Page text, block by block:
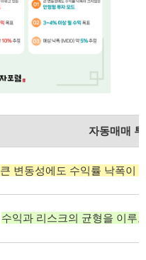
자동매매
큰 변동성에도 수익률 낙폭이
수익과 리스크의 균형을 이루